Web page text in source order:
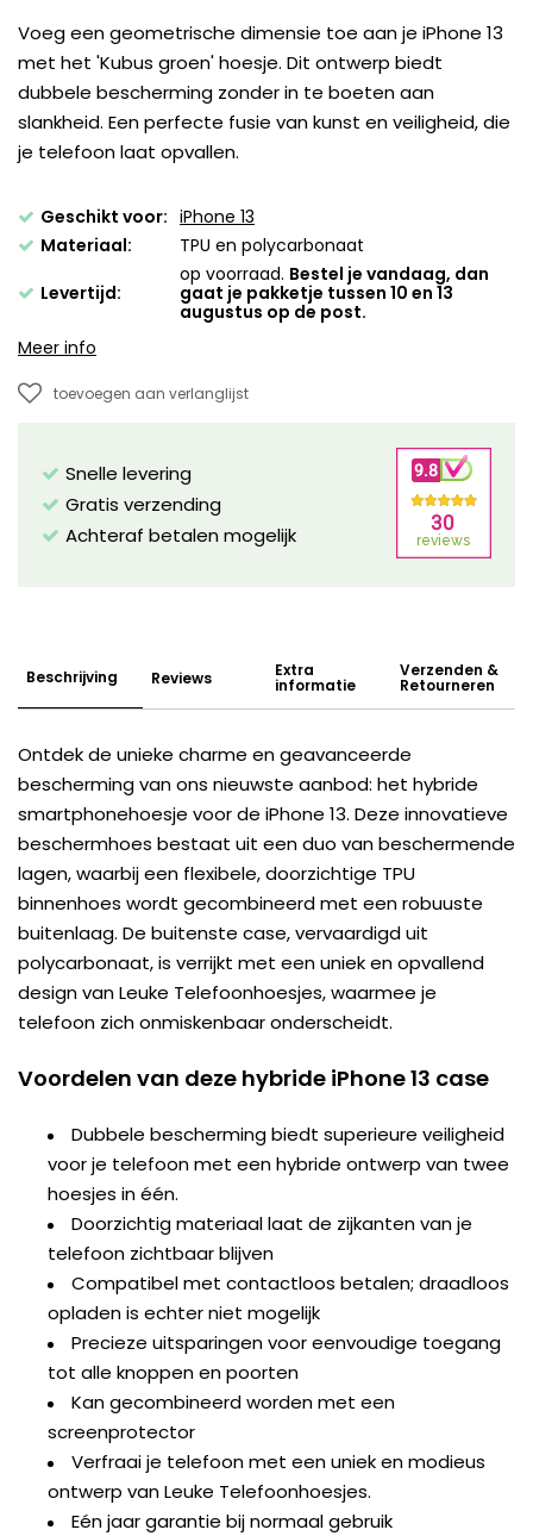
Voeg een geometrische dimensie toe aan je iPhone 13
met het 'Kubus groen' hoesje. Dit ontwerp biedt
dubbele bescherming zonder in te boeten aan
slankheid. Een perfecte fusie van kunst en veiligheid, die
je telefoon laat opvallen.
Geschikt voor: iPhone 13
Materiaal:
TPU en polycarbonaat
Levertijd:
op voorraad. Bestel je vandaag, dan
gaat je pakketje tussen 10 en 13
augustus op de post.
Meer info
toevoegen aan verlanglijst
Snelle levering
Gratis verzending
Achteraf betalen mogelijk
Beschrijving Reviews Extra
informatie
Verzenden &
Retourneren
Ontdek de unieke charme en geavanceerde
bescherming van ons nieuwste aanbod: het hybride
smartphonehoesje voor de iPhone 13. Deze innovatieve
beschermhoes bestaat uit een duo van beschermende
lagen, waarbij een flexibele, doorzichtige TPU
binnenhoes wordt gecombineerd met een robuuste
buitenlaag. De buitenste case, vervaardigd uit
polycarbonaat, is verrijkt met een uniek en opvallend
design van Leuke Telefoonhoesjes, waarmee je
telefoon zich onmiskenbaar onderscheidt.
Voordelen van deze hybride iPhone 13 case
Dubbele bescherming biedt superieure veiligheid
voor je telefoon met een hybride ontwerp van twee
hoesjes in één.
Doorzichtig materiaal laat de zijkanten van je
telefoon zichtbaar blijven
Compatibel met contactloos betalen; draadloos
opladen is echter niet mogelijk
Precieze uitsparingen voor eenvoudige toegang
tot alle knoppen en poorten
Kan gecombineerd worden met een
screenprotector
Verfraai je telefoon met een uniek en modieus
ontwerp van Leuke Telefoonhoesjes.
Eén jaar garantie bij normaal gebruik